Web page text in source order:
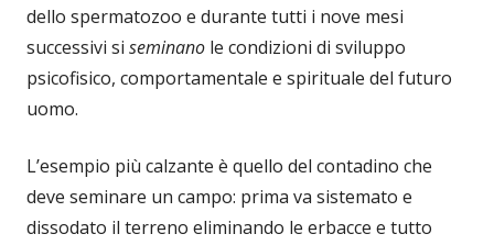
dello spermatozoo e durante tutti i nove mesi
successivi si seminano le condizioni di sviluppo
psicofisico, comportamentale e spirituale del futuro
uomo.
L’esempio più calzante è quello del contadino che
deve seminare un campo: prima va sistemato e
dissodato il terreno eliminando le erbacce e tutto